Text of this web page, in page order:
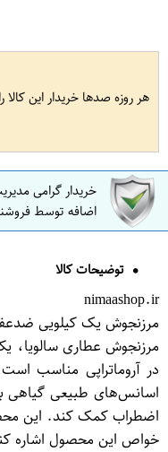
هر روزه صدها خریدار این کالا
خریدار گرامی
اضافه توسط
توضیحات کالا
nimaashop.ir
مرزنجوش یک کیلویی
مرزنجوش عطاری
در آروماتراپی مناسب
اسانس‌های طبیعی گیاهی
اضطراب کمک کند. این
خواص این محصول اشاره